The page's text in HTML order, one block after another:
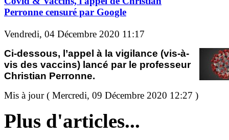
Perronne censuré par Google
Vendredi, 04 Décembre 2020 11:17
Ci-dessous, l’appel à la vigilance (vis-à-
vis des vaccins) lancé par le professeur
Christian Perronne.
Mis à jour ( Mercredi, 09 Décembre 2020 12:27 )
Plus d'articles...